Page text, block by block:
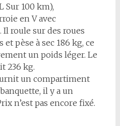
Sur 100 km),
en V avec
roule sur des roues
et pèse à sec 186 kg, ce
un poids léger. Le
236 kg.
un compartiment
il y a un
n’est pas encore fixé.